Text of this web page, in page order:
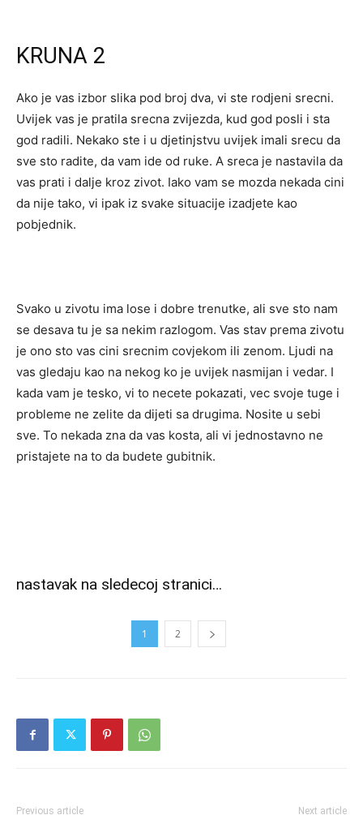
KRUNA 2
Ako je vas izbor slika pod broj dva, vi ste rodjeni srecni.
Uvijek vas je pratila srecna zvijezda, kud god posli i sta
god radili. Nekako ste i u djetinjstvu uvijek imali srecu da
sve sto radite, da vam ide od ruke. A sreca je nastavila da
vas prati i dalje kroz zivot. Iako vam se mozda nekada cini
da nije tako, vi ipak iz svake situacije izadjete kao
pobjednik.
Svako u zivotu ima lose i dobre trenutke, ali sve sto nam
se desava tu je sa nekim razlogom. Vas stav prema zivotu
je ono sto vas cini srecnim covjekom ili zenom. Ljudi na
vas gledaju kao na nekog ko je uvijek nasmijan i vedar. I
kada vam je tesko, vi to necete pokazati, vec svoje tuge i
probleme ne zelite da dijeti sa drugima. Nosite u sebi
sve. To nekada zna da vas kosta, ali vi jednostavno ne
pristajete na to da budete gubitnik.
nastavak na sledecoj stranici…
1 2
Previous article Next article